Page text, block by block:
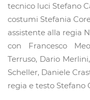
tecnico luci Stefano
costumi Stefania
assistente alla regia
con Francesco
Terruso, Dario
Scheller, Daniele
regia e testo Stefano